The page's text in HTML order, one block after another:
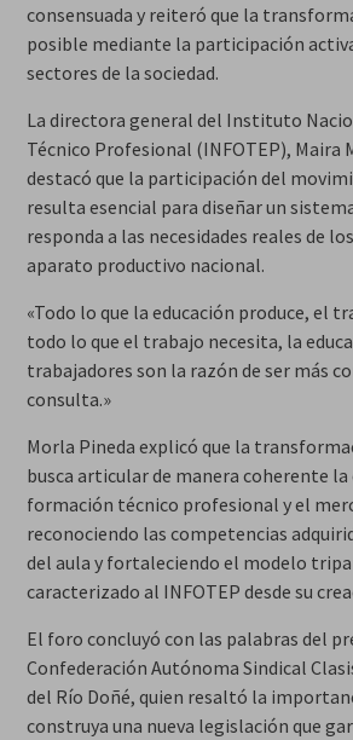
consensuada y reiteró que la
posible mediante la participación
sectores de la sociedad.
La directora general del Instituto
Técnico Profesional (INFOTEP), Maira
destacó que la participación del
resulta esencial para diseñar un
responda a las necesidades reales de
aparato productivo nacional.
«Todo lo que la educación produce, el
todo lo que el trabajo necesita, la
trabajadores son la razón de ser más
consulta.»
Morla Pineda explicó que la
busca articular de manera coherente la
formación técnico profesional y el
reconociendo las competencias
del aula y fortaleciendo el modelo
caracterizado al INFOTEP desde su
El foro concluyó con las palabras del
Confederación Autónoma Sindical
del Río Doñé, quien resaltó la
construya una nueva legislación que